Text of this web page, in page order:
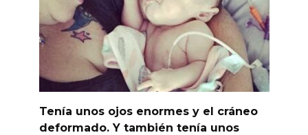
Tenía unos ojos enormes y el cráneo
deformado. Y también tenía unos